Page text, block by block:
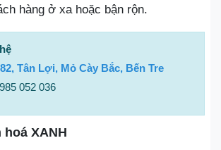
hàng ở xa hoặc bận rộn.
Tân Lợi, Mỏ Cày Bắc, Bến Tre
052 036
XANH